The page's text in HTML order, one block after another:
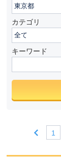
カテゴリ
キーワード
1